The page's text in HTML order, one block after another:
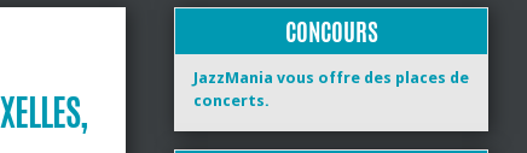
CONCOURS
JazzMania vous offre des places de
concerts.